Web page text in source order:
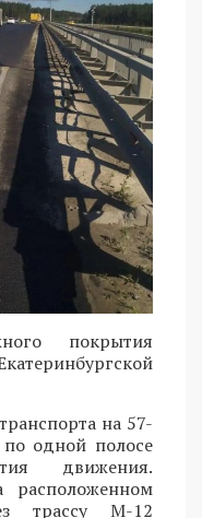
покрытия
на 57-
одной полосе
движения.
расположенном
трассу М-12